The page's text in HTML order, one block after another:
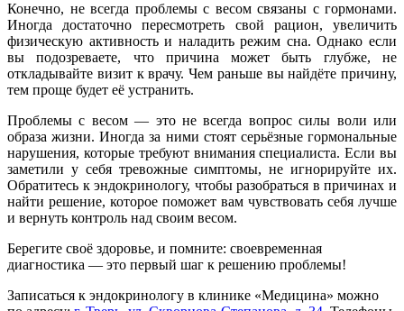
Конечно, не всегда проблемы с весом связаны с гормонами.
Иногда достаточно пересмотреть свой рацион, увеличить
физическую активность и наладить режим сна. Однако если
вы подозреваете, что причина может быть глубже, не
откладывайте визит к врачу. Чем раньше вы найдёте причину,
тем проще будет её устранить.
Проблемы с весом — это не всегда вопрос силы воли или
образа жизни. Иногда за ними стоят серьёзные гормональные
нарушения, которые требуют внимания специалиста. Если вы
заметили у себя тревожные симптомы, не игнорируйте их.
Обратитесь к эндокринологу, чтобы разобраться в причинах и
найти решение, которое поможет вам чувствовать себя лучше
и вернуть контроль над своим весом.
Берегите своё здоровье, и помните: своевременная
диагностика — это первый шаг к решению проблемы!
Записаться к эндокринологу в клинике «Медицина» можно